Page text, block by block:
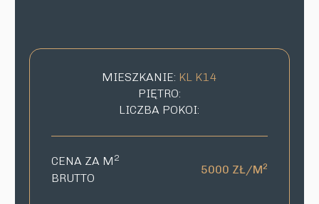
MIESZKANIE: KL K14
PIĘTRO:
LICZBA POKOI:
CENA ZA M 2
BRUTTO
5000 ZŁ/M2